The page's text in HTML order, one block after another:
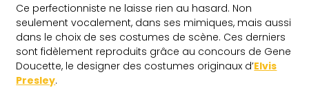
Ce perfectionniste ne laisse rien au hasard. Non
seulement vocalement, dans ses mimiques, mais aussi
dans le choix de ses costumes de scène. Ces derniers
sont fidèlement reproduits grâce au concours de Gene
Doucette, le designer des costumes originaux d’Elvis
Presley.